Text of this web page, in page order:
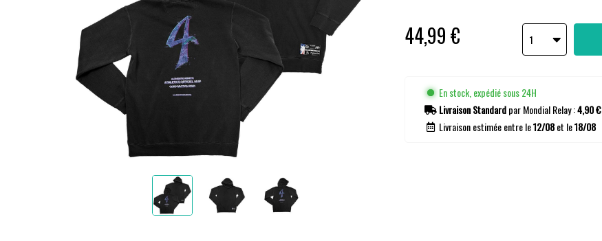
44,99 € 1
En stock, expédié sous 24H
Livraison Standardpar Mondial Relay :4,90 €
Livraison estimée entre le12/08et le18/08